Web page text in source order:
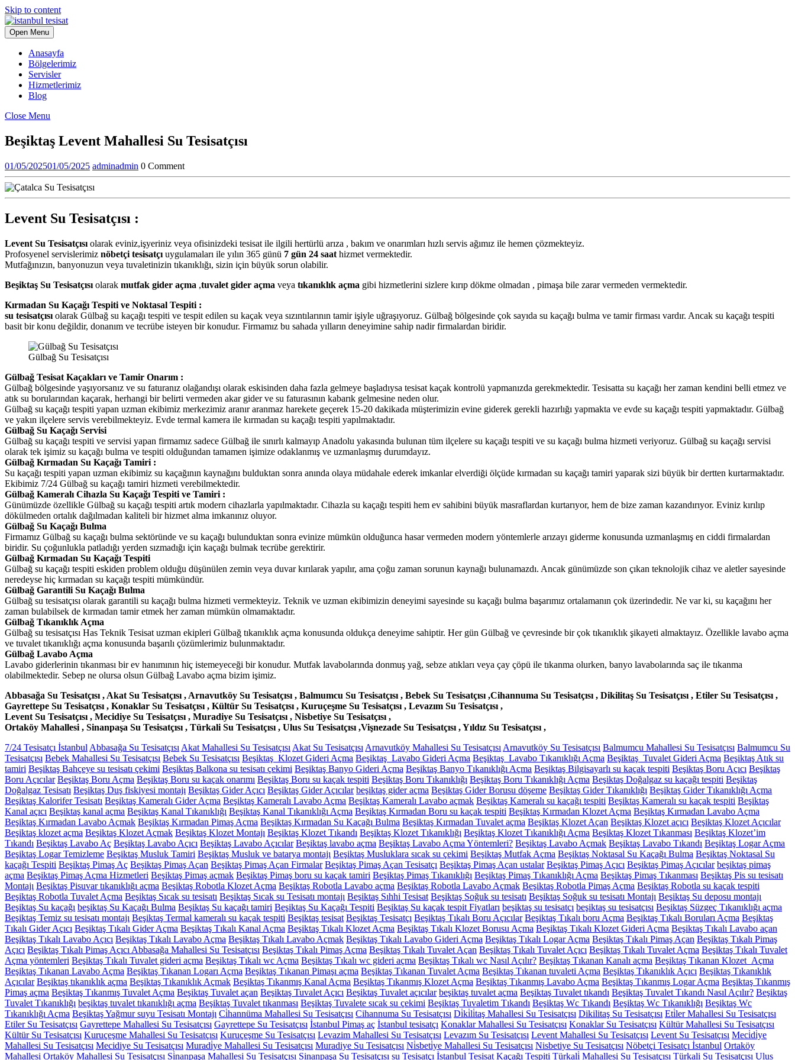
Skip to content
Open Menu
Anasayfa
Bölgelerimiz
Servisler
Hizmetlerimiz
Blog
Close Menu
Beşiktaş Levent Mahallesi Su Tesisatçısı
01/05/202501/05/2025 adminadmin 0 Comment
Levent Su Tesisatçısı :
Levent Su Tesisatçısı olarak eviniz,işyeriniz veya ofisinizdeki tesisat ile ilgili hertürlü arıza , bakım ve onarımları hızlı servis ağımız ile hemen çözmekteyiz.
Profosyenel servislerimiz nöbetçi tesisatçı uygulamaları ile yılın 365 günü 7 gün 24 saat hizmet vermektedir.
Mutfağınızın, banyonuzun veya tuvaletinizin tıkanıklığı, sizin için büyük sorun olabilir.
Beşiktaş Su Tesisatçısı olarak mutfak gider açma ,tuvalet gider açma veya tıkanıklık açma gibi hizmetlerini sizlere kırıp dökme olmadan , pimaşa bile zarar vermeden vermektedir.
Kırmadan Su Kaçağı Tespiti ve Noktasal Tespiti :
su tesisatçısı olarak Gülbağ su kaçağı tespiti ve tespit edilen su kaçak veya sızıntılarının tamir işiyle uğraşıyoruz. Gülbağ bölgesinde çok sayıda su kaçağı bulma ve tamir firması vardır. Ancak su kaçağı tespiti
basit bir konu değildir, donanım ve tecrübe isteyen bir konudur. Firmamız bu sahada yılların deneyimine sahip nadir firmalardan biridir.
Gülbağ Su Tesisatçısı
Gülbağ Tesisat Kaçakları ve Tamir Onarım :
Gülbağ bölgesinde yaşıyorsanız ve su faturanız olağandışı olarak eskisinden daha fazla gelmeye başladıysa tesisat kaçak kontrolü yapmanızda gerekmektedir. Tesisatta su kaçağı her zaman kendini belli etmez ve
atık su borularından kaçarak, herhangi bir belirti vermeden akar gider ve su faturasının kabarık gelmesine neden olur.
Gülbağ su kaçağı tespiti yapan uzman ekibimiz merkezimiz aranır aranmaz harekete geçerek 15-20 dakikada müşterimizin evine giderek gerekli hazırlığı yapmakta ve evde su kaçağı tespiti yapmaktadır. Gülbağ
ve yakın ilçelere servis verebilmekteyiz. Evde termal kamera ile kırmadan su kaçağı tespiti yapılmaktadır.
Gülbağ Su Kaçağı Servisi
Gülbağ su kaçağı tespiti ve servisi yapan firmamız sadece Gülbağ ile sınırlı kalmayıp Anadolu yakasında bulunan tüm ilçelere su kaçağı tespiti ve su kaçağı bulma hizmeti veriyoruz. Gülbağ su kaçağı servisi
olarak tek işimiz su kaçağı bulma ve tespiti olduğundan tamamen işimize odaklanmış ve uzmanlaşmış durumdayız.
Gülbağ Kırmadan Su Kaçağı Tamiri :
Su kaçağı tespiti yapan uzman ekibimiz su kaçağının kaynağını bulduktan sonra anında olaya müdahale ederek imkanlar elverdiği ölçüde kırmadan su kaçağı tamiri yaparak sizi büyük bir dertten kurtarmaktadır.
Ekibimiz 7/24 Gülbağ su kaçağı tamiri hizmeti verebilmektedir.
Gülbağ Kameralı Cihazla Su Kaçağı Tespiti ve Tamiri :
Günümüzde özellikle Gülbağ su kaçağı tespiti artık modern cihazlarla yapılmaktadır. Cihazla su kaçağı tespiti hem ev sahibini büyük masraflardan kurtarıyor, hem de bize zaman kazandırıyor. Eviniz kırılıp
dökülmeden ortalık dağılmadan kaliteli bir hizmet alma imkanınız oluyor.
Gülbağ Su Kaçağı Bulma
Firmamız Gülbağ su kaçağı bulma sektöründe ve su kaçağı bulunduktan sonra evinize mümkün olduğunca hasar vermeden modern yöntemlerle arızayı giderme konusunda uzmanlaşmış en ciddi firmalardan
biridir. Su çoğunlukla patladığı yerden sızmadığı için kaçağı bulmak tecrübe gerektirir.
Gülbağ Kırmadan Su Kaçağı Tespiti
Gülbağ su kaçağı tespiti eskiden problem olduğu düşünülen zemin veya duvar kırılarak yapılır, ama çoğu zaman sorunun kaynağı bulunamazdı. Ancak günümüzde son çıkan teknolojik cihaz ve aletler sayesinde
neredeyse hiç kırmadan su kaçağı tespiti mümkündür.
Gülbağ Garantili Su Kaçağı Bulma
Gülbağ su tesisatçısı olarak garantili su kaçağı bulma hizmeti vermekteyiz. Teknik ve uzman ekibimizin deneyimi sayesinde su kaçağı bulma başarımız ortalamanın çok üzerindedir. Ne var ki, su kaçağını her
zaman bulabilsek de kırmadan tamir etmek her zaman mümkün olmamaktadır.
Gülbağ Tıkanıklık Açma
Gülbağ su tesisatçısı Has Teknik Tesisat uzman ekipleri Gülbağ tıkanıklık açma konusunda oldukça deneyime sahiptir. Her gün Gülbağ ve çevresinde bir çok tıkanıklık şikayeti almaktayız. Özellikle lavabo açma
ve tuvalet tıkanıklığı açma konusunda başarılı çözümlerimiz bulunmaktadır.
Gülbağ Lavabo Açma
Lavabo giderlerinin tıkanması bir ev hanımının hiç istemeyeceği bir konudur. Mutfak lavabolarında donmuş yağ, sebze atıkları veya çay çöpü ile tıkanma olurken, banyo lavabolarında saç ile tıkanma
olabilmektedir. Sebep ne olursa olsun Gülbağ Lavabo açma bizim işimiz.
Abbasağa Su Tesisatçısı , Akat Su Tesisatçısı , Arnavutköy Su Tesisatçısı , Balmumcu Su Tesisatçısı , Bebek Su Tesisatçısı ,Cihannuma Su Tesisatçısı , Dikilitaş Su Tesisatçısı , Etiler Su Tesisatçısı ,
Gayrettepe Su Tesisatçısı , Konaklar Su Tesisatçısı , Kültür Su Tesisatçısı , Kuruçeşme Su Tesisatçısı , Levazım Su Tesisatçısı ,
Levent Su Tesisatçısı , Mecidiye Su Tesisatçısı , Muradiye Su Tesisatçısı , Nisbetiye Su Tesisatçısı ,
Ortaköy Mahallesi , Sinanpaşa Su Tesisatçısı , Türkali Su Tesisatçısı , Ulus Su Tesisatçısı ,Vişnezade Su Tesisatçısı , Yıldız Su Tesisatçısı ,
7/24 Tesisatçı İstanbul Abbasağa Su Tesisatçısı Akat Mahallesi Su Tesisatçısı Akat Su Tesisatçısı Arnavutköy Mahallesi Su Tesisatçısı Arnavutköy Su Tesisatçısı Balmumcu Mahallesi Su Tesisatçısı Balmumcu Su
Tesisatçısı Bebek Mahallesi Su Tesisatçısı Bebek Su Tesisatçısı Beşiktaş Klozet Gideri Açma Beşiktaş Lavabo Gideri Açma Beşiktaş Lavabo Tıkanıklığı Açma Beşiktaş Tuvalet Gideri Açma Beşiktaş Atık su
tamiri Beşiktaş Bahçeye su tesisatı çekimi Beşiktaş Balkona su tesisatı çekimi Beşiktaş Banyo Gideri Açma Beşiktaş Banyo Tıkanıklığı Açma Beşiktaş Bilgisayarlı su kaçak tespiti Beşiktaş Boru Açıcı Beşiktaş
Boru Açıcılar Beşiktaş Boru Açma Beşiktaş Boru su kaçak onarımı Beşiktaş Boru su kaçak tespiti Beşiktaş Boru Tıkanıklığı Beşiktaş Boru Tıkanıklığı Açma Beşiktaş Doğalgaz su kaçağı tespiti Beşiktaş
Doğalgaz Tesisatı Beşiktaş Duş fiskiyesi montajı Beşiktaş Gider Açıcı Beşiktaş Gider Açıcılar beşiktaş gider açma Beşiktaş Gider Borusu döşeme Beşiktaş Gider Tıkanıklığı Beşiktaş Gider Tıkanıklığı Açma
Beşiktaş Kalorifer Tesisatı Beşiktaş Kameralı Gider Açma Beşiktaş Kameralı Lavabo Açma Beşiktaş Kameralı Lavabo açmak Beşiktaş Kameralı su kaçağı tespiti Beşiktaş Kameralı su kaçak tespiti Beşiktaş
Kanal açıcı Beşiktaş kanal açma Beşiktaş Kanal Tıkanıklığı Beşiktaş Kanal Tıkanıklığı Açma Beşiktaş Kırmadan Boru su kaçak tespiti Beşiktaş Kırmadan Klozet Açma Beşiktaş Kırmadan Lavabo Açma
Beşiktaş Kırmadan Lavabo Açmak Beşiktaş Kırmadan Pimaş Açma Beşiktaş Kırmadan Su Kaçağı Bulma Beşiktaş Kırmadan Tuvalet açma Beşiktaş Klozet Açan Beşiktaş Klozet açıcı Beşiktaş Klozet Açıcılar
Beşiktaş klozet açma Beşiktaş Klozet Açmak Beşiktaş Klozet Montajı Beşiktaş Klozet Tıkandı Beşiktaş Klozet Tıkanıklığı Beşiktaş Klozet Tıkanıklığı Açma Beşiktaş Klozet Tıkanması Beşiktaş Klozet’im
Tıkandı Beşiktaş Lavabo Aç Beşiktaş Lavabo Açıcı Beşiktaş Lavabo Açıcılar Beşiktaş lavabo açma Beşiktaş Lavabo Açma Yöntemleri? Beşiktaş Lavabo Açmak Beşiktaş Lavabo Tıkandı Beşiktaş Logar Açma
Beşiktaş Logar Temizleme Beşiktaş Musluk Tamiri Beşiktaş Musluk ve batarya montajı Beşiktaş Musluklara sıcak su çekimi Beşiktaş Mutfak Açma Beşiktaş Noktasal Su Kaçağı Bulma Beşiktaş Noktasal Su
kaçağı Tespiti Beşiktaş Pimaş Aç Beşiktaş Pimaş Açan Beşiktaş Pimaş Açan Firmalar Beşiktaş Pimaş Açan Tesisatçı Beşiktaş Pimaş Açan ustalar Beşiktaş Pimaş Açıcı Beşiktaş Pimaş Açıcılar beşiktaş pimaş
açma Beşiktaş Pimaş Açma Hizmetleri Beşiktaş Pimaş açmak Beşiktaş Pimaş boru su kaçak tamiri Beşiktaş Pimaş Tıkanıklığı Beşiktaş Pimaş Tıkanıklığı Açma Beşiktaş Pimaş Tıkanması Beşiktaş Pis su tesisatı
Montajı Beşiktaş Pisuvar tıkanıklığı açma Beşiktaş Robotla Klozet Açma Beşiktaş Robotla Lavabo açma Beşiktaş Robotla Lavabo Açmak Beşiktaş Robotla Pimaş Açma Beşiktaş Robotla su kaçak tespiti
Beşiktaş Robotla Tuvalet Açma Beşiktaş Sıcak su tesisatı Beşiktaş Sıcak su Tesisatı montajı Beşiktaş Sıhhi Tesisat Beşiktaş Soğuk su tesisatı Beşiktaş Soğuk su tesisatı Montajı Beşiktaş Su deposu montajı
Beşiktaş Su kaçağı beşiktaş Su Kaçağı Bulma Beşiktaş Su kaçağı tamiri Beşiktaş Su Kaçağı Tespiti Beşiktaş Su kaçak tespit Fiyatları beşiktaş su tesisatçı beşiktaş su tesisatçısı Beşiktaş Süzgeç Tıkanıklığı açma
Beşiktaş Temiz su tesisatı montajı Beşiktaş Termal kameralı su kaçak tespiti Beşiktaş tesisat Beşiktaş Tesisatçı Beşiktaş Tıkalı Boru Açıcılar Beşiktaş Tıkalı boru Açma Beşiktaş Tıkalı Boruları Açma Beşiktaş
Tıkalı Gider Açıcı Beşiktaş Tıkalı Gider Açma Beşiktaş Tıkalı Kanal Açma Beşiktaş Tıkalı Klozet Açma Beşiktaş Tıkalı Klozet Borusu Açma Beşiktaş Tıkalı Klozet Gideri Açma Beşiktaş Tıkalı Lavabo açan
Beşiktaş Tıkalı Lavabo Açıcı Beşiktaş Tıkalı Lavabo Açma Beşiktaş Tıkalı Lavabo Açmak Beşiktaş Tıkalı Lavabo Gideri Açma Beşiktaş Tıkalı Logar Açma Beşiktaş Tıkalı Pimaş Açan Beşiktaş Tıkalı Pimaş
Açıcı Beşiktaş Tıkalı Pimaş Açıcı Abbasağa Mahallesi Su Tesisatçısı Beşiktaş Tıkalı Pimaş Açma Beşiktaş Tıkalı Tuvalet Açan Beşiktaş Tıkalı Tuvalet Açıcı Beşiktaş Tıkalı Tuvalet Açma Beşiktaş Tıkalı Tuvalet
Açma yöntemleri Beşiktaş Tıkalı Tuvalet gideri açma Beşiktaş Tıkalı wc Açma Beşiktaş Tıkalı wc gideri açma Beşiktaş Tıkalı wc Nasıl Açılır? Beşiktaş Tıkanan Kanalı açma Beşiktaş Tıkanan Klozet Açma
Beşiktaş Tıkanan Lavabo Açma Beşiktaş Tıkanan Logarı Açma Beşiktaş Tıkanan Pimaşı açma Beşiktaş Tıkanan Tuvalet Açma Beşiktaş Tıkanan tuvaleti Açma Beşiktaş Tıkanıklık Açıcı Beşiktaş Tıkanıklık
Açıcılar Beşiktaş tıkanıklık açma Beşiktaş Tıkanıklık Açmak Beşiktaş Tıkanmış Kanal Açma Beşiktaş Tıkanmış Klozet Açma Beşiktaş Tıkanmış Lavabo Açma Beşiktaş Tıkanmış Logar Açma Beşiktaş Tıkanmış
Pimaş açma Beşiktaş Tıkanmış Tuvalet Açma Beşiktaş Tuvalet açan Beşiktaş Tuvalet Açıcı Beşiktaş Tuvalet açıcılar beşiktaş tuvalet açma Beşiktaş Tuvalet tıkandı Beşiktaş Tuvalet Tıkandı Nasıl Açılır? Beşiktaş
Tuvalet Tıkanıklığı beşiktaş tuvalet tıkanıklığı açma Beşiktaş Tuvalet tıkanması Beşiktaş Tuvalete sıcak su çekimi Beşiktaş Tuvaletim Tıkandı Beşiktaş Wc Tıkandı Beşiktaş Wc Tıkanıklığı Beşiktaş Wc
Tıkanıklığı Açma Beşiktaş Yağmur suyu Tesisatı Montajı Ci̇hannüma Mahallesi Su Tesisatçısı Cihannuma Su Tesisatçısı Di̇ki̇li̇taş Mahallesi Su Tesisatçısı Dikilitaş Su Tesisatçısı Eti̇ler Mahallesi Su Tesisatçısı
Etiler Su Tesisatçısı Gayrettepe Mahallesi Su Tesisatçısı Gayrettepe Su Tesisatçısı İstanbul Pimaş aç İstanbul tesisatçı Konaklar Mahallesi Su Tesisatçısı Konaklar Su Tesisatçısı Kültür Mahallesi Su Tesisatçısı
Kültür Su Tesisatçısı Kuruçeşme Mahallesi Su Tesisatçısı Kuruçeşme Su Tesisatçısı Levazim Mahallesi Su Tesisatçısı Levazım Su Tesisatçısı Levent Mahallesi Su Tesisatçısı Levent Su Tesisatçısı Meci̇di̇ye
Mahallesi Su Tesisatçısı Mecidiye Su Tesisatçısı Muradi̇ye Mahallesi Su Tesisatçısı Muradiye Su Tesisatçısı Ni̇sbeti̇ye Mahallesi Su Tesisatçısı Nisbetiye Su Tesisatçısı Nöbetçi Tesisatçı İstanbul Ortaköy
Mahallesi Ortaköy Mahallesi Su Tesisatçısı Si̇nanpaşa Mahallesi Su Tesisatçısı Sinanpaşa Su Tesisatçısı su Tesisatçı İstanbul Tesisat Kaçağı Tespiti Türkali̇ Mahallesi Su Tesisatçısı Türkali Su Tesisatçısı Ulus